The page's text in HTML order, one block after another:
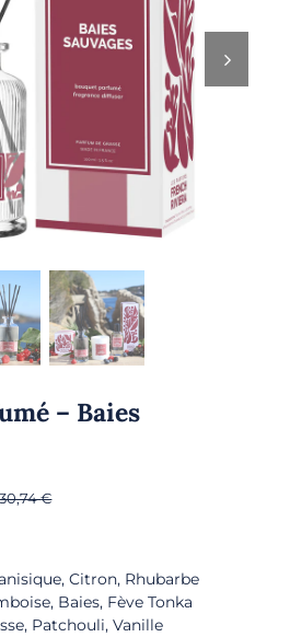
– Baies
30,74€
Citron, Rhubarbe
Baies, Fève Tonka
Patchouli, Vanille